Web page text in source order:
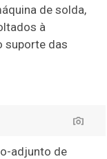
de solda,
à
suporte das
adjunto de